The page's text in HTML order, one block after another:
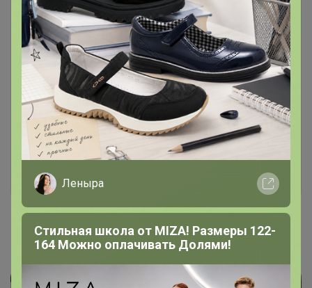
Чтобы написать комментарий необходимо
авторизоваться на сайте!
Это займет меньше минуты
Леныра
Стильная школа от MIZA! Размеры 122-
164 Можно оплачивать Долями!